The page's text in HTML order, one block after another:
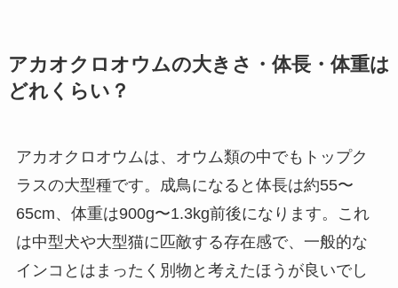
アカオクロオウムの大きさ・体長・体重は
どれくらい？
アカオクロオウムは、オウム類の中でもトップク
ラスの大型種です。成鳥になると体長は約55〜
65cm、体重は900g〜1.3kg前後になります。これ
は中型犬や大型猫に匹敵する存在感で、一般的な
インコとはまったく別物と考えたほうが良いでし